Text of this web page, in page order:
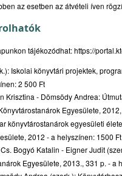
az esetben az átvételi íven
tájékozódhat:https://
Iskolai könyvtári projektek,
2 500 Ft
Krisztina - Dömsödy Andrea:
Egyesülete,
könyvtárostanárok egyesületi
2012 - a helyszínen: 1500 Ft
Bogyó Katalin - Eigner Judit
Egyesülete, 2013., 331 p. - a